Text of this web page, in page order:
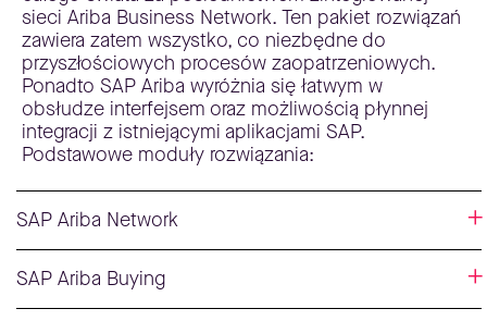
sieci Ariba Business Network. Ten pakiet rozwiązań
zawiera zatem wszystko, co niezbędne do
przyszłościowych procesów zaopatrzeniowych.
Ponadto SAP Ariba wyróżnia się łatwym w
obsłudze interfejsem oraz możliwością płynnej
integracji z istniejącymi aplikacjami SAP.
Podstawowe moduły rozwiązania:
SAP Ariba Network
SAP Ariba Buying